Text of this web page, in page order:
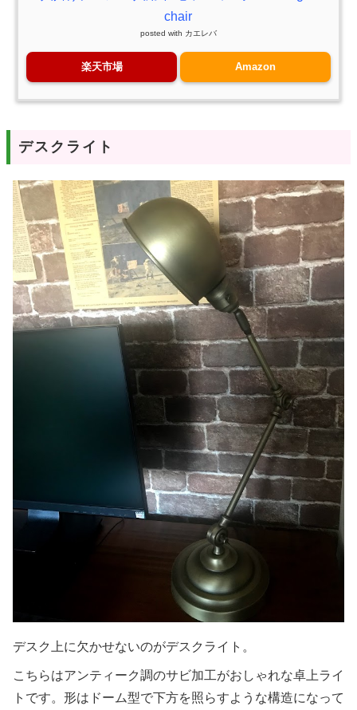
chair
posted with カエレバ
楽天市場 Amazon
デスクライト
デスク上に欠かせないのがデスクライト。
こちらはアンティーク調のサビ加工がおしゃれな卓上ライ
トです。形はドーム型で下方を照らすような構造になって